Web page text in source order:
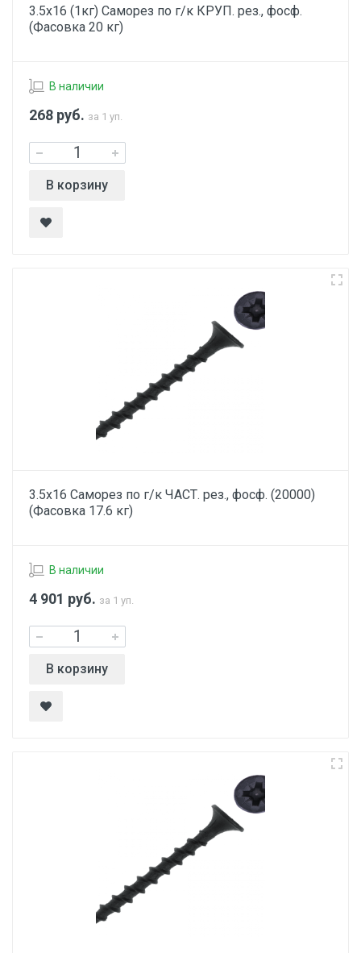
3.5х16 (1кг) Саморез по г/к КРУП. рез., фосф.
(Фасовка 20 кг)
В наличии
268 руб. за 1 уп.
В корзину
3.5х16 Саморез по г/к ЧАСТ. рез., фосф. (20000)
(Фасовка 17.6 кг)
В наличии
4 901 руб. за 1 уп.
В корзину